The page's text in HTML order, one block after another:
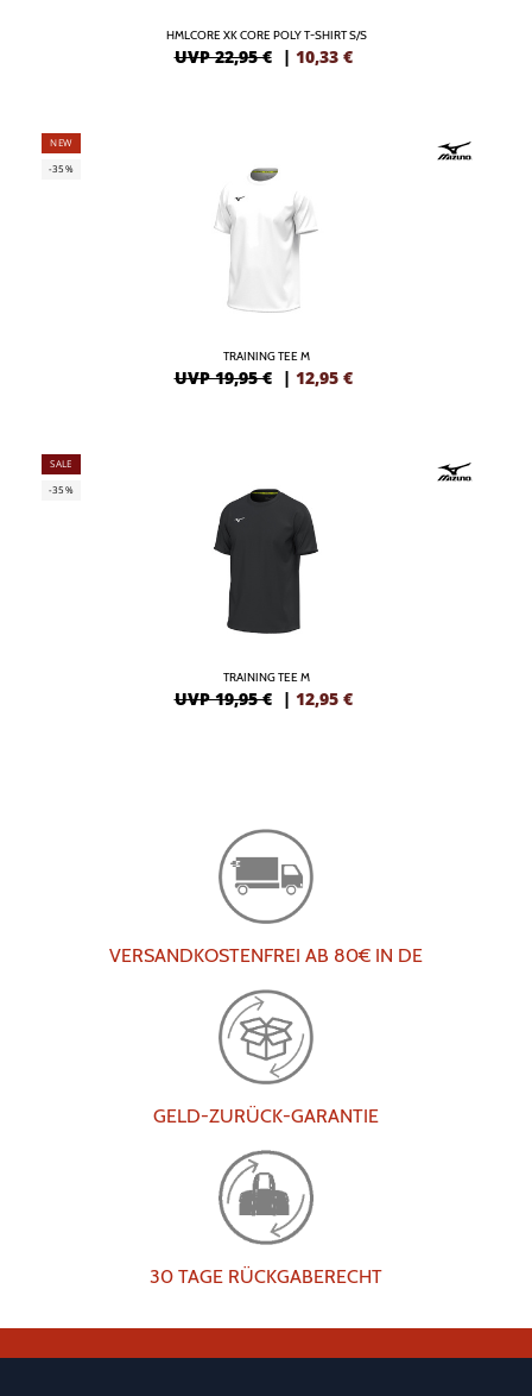
HMLCORE XK CORE POLY T-SHIRT S/S
UVP 22,95 € | 10,33 €
NEW
-35%
TRAINING TEE M
UVP 19,95 € | 12,95 €
SALE
-35%
TRAINING TEE M
UVP 19,95 € | 12,95 €
VERSANDKOSTENFREI AB 80€ IN DE
GELD-ZURÜCK-GARANTIE
30 TAGE RÜCKGABERECHT